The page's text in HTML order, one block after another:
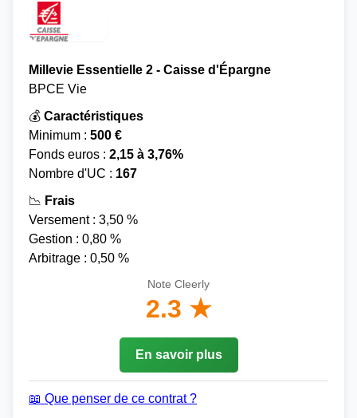
Millevie Essentielle 2 - Caisse d'Épargne
BPCE Vie
💰 Caractéristiques
Minimum : 500 €
Fonds euros : 2,15 à 3,76%
Nombre d'UC : 167
📉 Frais
Versement : 3,50 %
Gestion : 0,80 %
Arbitrage : 0,50 %
Note Cleerly
2.3 ★
En savoir plus
📖 Que penser de ce contrat ?